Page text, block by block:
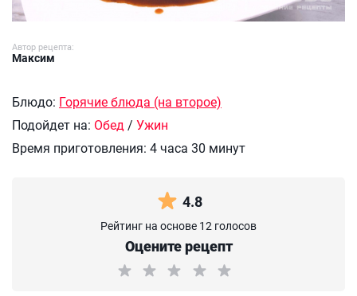
Автор рецепта:
Максим
Блюдо: Горячие блюда (на второе)
Подойдет на: Обед / Ужин
Время приготовления: 4 часа 30 минут
4.8
Рейтинг на основе 12 голосов
Оцените рецепт